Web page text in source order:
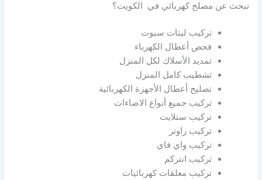
تبحث عن مصلح كهربائي في الكويت؟
تركيب ليتات سبوت
فحص أعطال الكهرباء
تمديد الأسلاك لكل المنزل
تشطيب كامل المنزل
تصليح أعطال الأجهزة الكهربائية
تركيب جميع أنواع الاضاءات
تركيب ستلايت
تركيب راوتر
تركيب واي فاي
تركيب انتركم
تركيب معلقات كهربائيات